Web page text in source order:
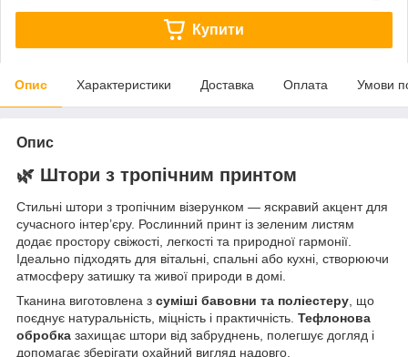
Купити
Опис Характеристики Доставка Оплата Умови
Опис
🌿 Штори з тропічним принтом
Стильні штори з тропічним візерунком — яскравий акцент для
сучасного інтер’єру. Рослинний принт із зеленим листям
додає простору свіжості, легкості та природної гармонії.
Ідеально підходять для вітальні, спальні або кухні, створюючи
атмосферу затишку та живої природи в домі.
Тканина виготовлена з суміші бавовни та поліестеру, що
поєднує натуральність, міцність і практичність. Тефлонова
обробка захищає штори від забруднень, полегшує догляд і
допомагає зберігати охайний вигляд надовго.